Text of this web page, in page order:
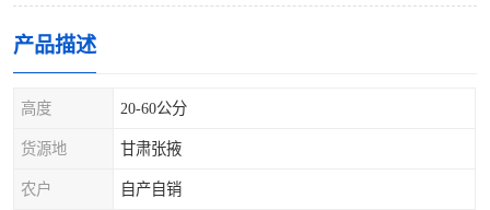
产品描述
高度 20-60公分
货源地 甘肃张掖
农户 自产自销